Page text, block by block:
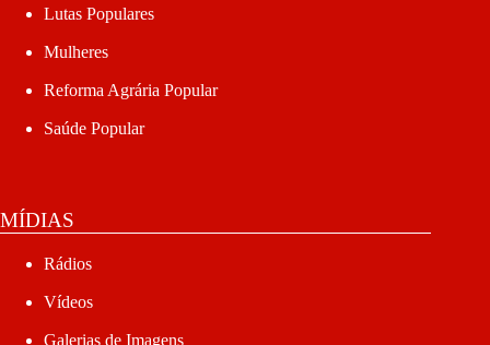
Lutas Populares
Mulheres
Reforma Agrária Popular
Saúde Popular
MÍDIAS
Rádios
Vídeos
Galerias de Imagens